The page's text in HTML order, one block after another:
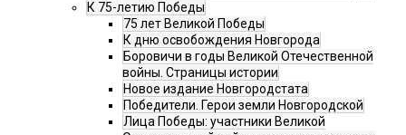
К 75-летию Победы
75 лет Великой Победы
К дню освобождения Новгорода
Боровичи в годы Великой Отечественной
войны. Страницы истории
Новое издание Новгородстата
Победители. Герои земли Новгородской
Лица Победы: участники Великой